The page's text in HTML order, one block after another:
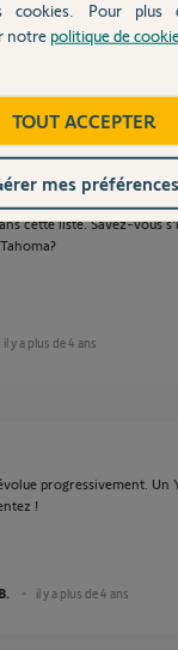
Je ne vois
cette liste. Savez-vous
il y a plus de 4 ans
progressivement.
!
il y a plus de 4 ans
cookies. Pour plus
notre politique de
TOUT ACCEPTER
mes préférences